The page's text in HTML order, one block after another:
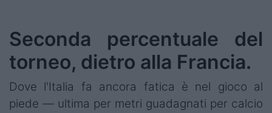
Seconda percentuale del
torneo, dietro alla Francia.
Dove l'Italia fa ancora fatica è nel gioco al
piede — ultima per metri guadagnati per calcio